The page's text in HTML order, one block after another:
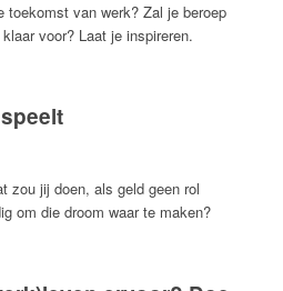
toekomst van werk? Zal je beroep
voor? Laat je inspireren.
zou jij doen, als geld geen rol
om die droom waar te maken?